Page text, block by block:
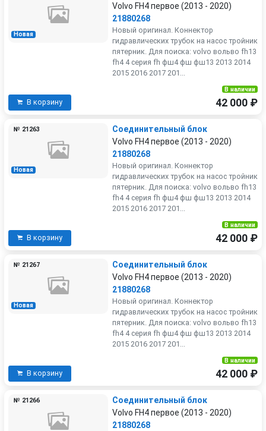
Новая
Volvo FH4 первое (2013 - 2020)
21880268
Новый оригинал. Коннектор
гидравлических трубок на насос тройник
пятерник. Для поиска: volvo вольво fh13
fh4 4 серия fh фш4 фш фш13 2013 2014
2015 2016 2017 201...
В корзину
В наличии
42 000 ₽
Новая
№ 21263
Соединительный блок
Volvo FH4 первое (2013 - 2020)
21880268
Новый оригинал. Коннектор
гидравлических трубок на насос тройник
пятерник. Для поиска: volvo вольво fh13
fh4 4 серия fh фш4 фш фш13 2013 2014
2015 2016 2017 201...
В корзину
В наличии
42 000 ₽
Новая
№ 21267
Соединительный блок
Volvo FH4 первое (2013 - 2020)
21880268
Новый оригинал. Коннектор
гидравлических трубок на насос тройник
пятерник. Для поиска: volvo вольво fh13
fh4 4 серия fh фш4 фш фш13 2013 2014
2015 2016 2017 201...
В корзину
В наличии
42 000 ₽
№ 21266
Соединительный блок
Volvo FH4 первое (2013 - 2020)
21880268